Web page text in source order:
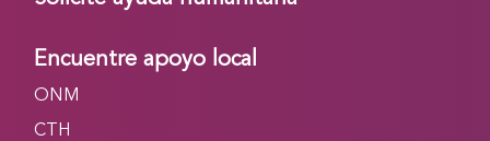
Encuentre apoyo local
ONM
CTH